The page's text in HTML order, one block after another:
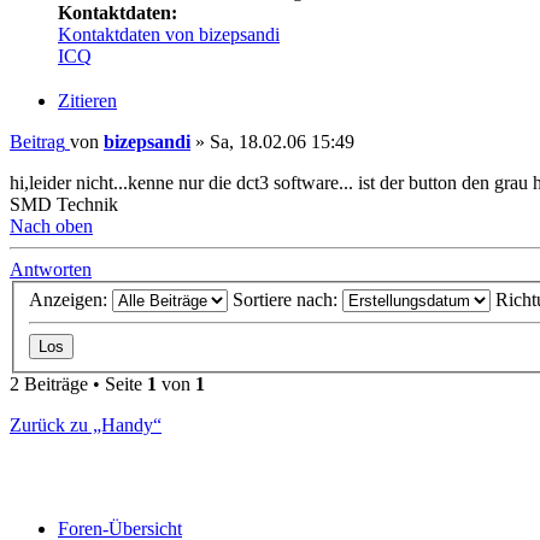
Kontaktdaten:
Kontaktdaten von bizepsandi
ICQ
Zitieren
Beitrag von bizepsandi » Sa, 18.02.06 15:49
hi,leider nicht...kenne nur die dct3 software... ist der button den grau
SMD Technik
Nach oben
Antworten
Anzeigen:
Sortiere nach:
2 Beiträge • Seite 1 von 1
Zurück zu „Handy“
Foren-Übersicht